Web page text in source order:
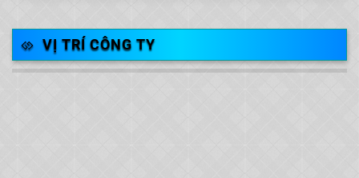
VỊ TRÍ CÔNG TY